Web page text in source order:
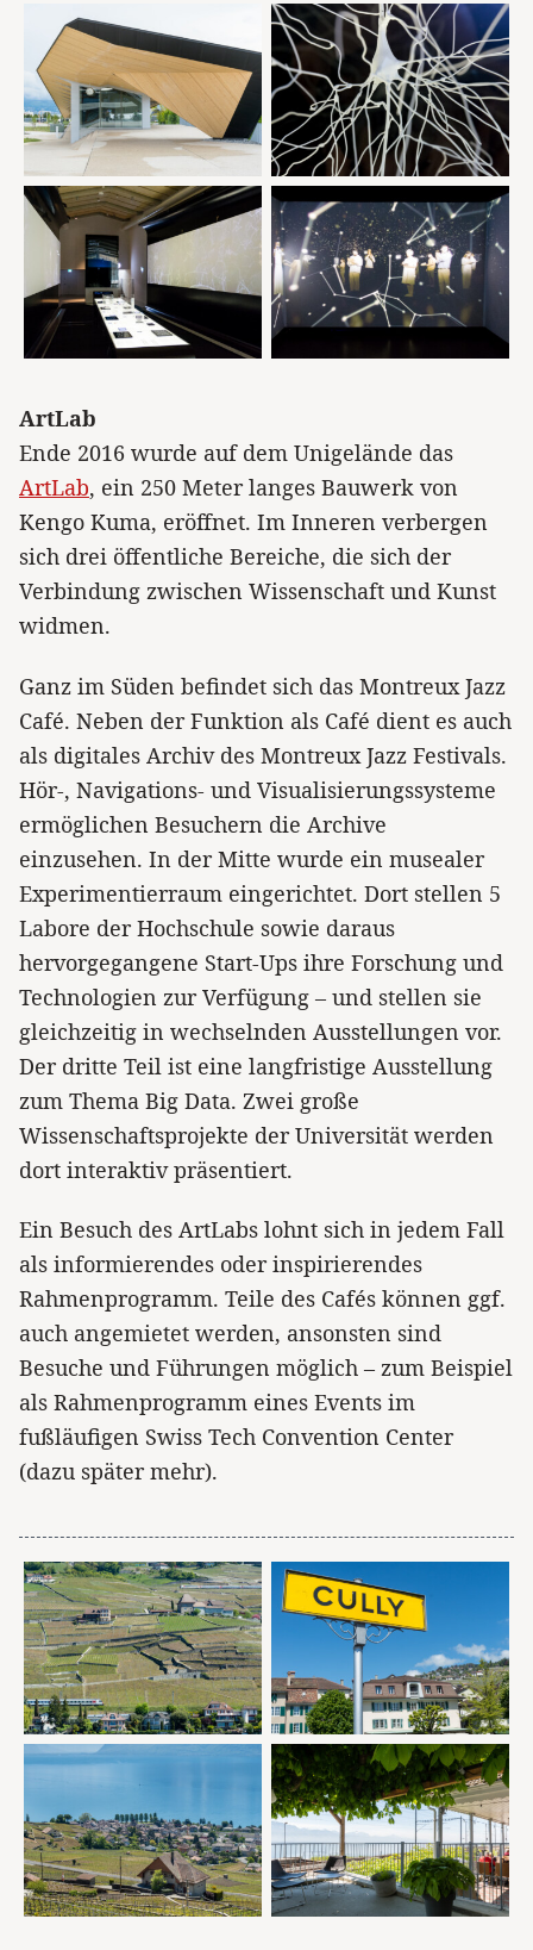
ArtLab
Ende 2016 wurde auf dem Unigelände das
ArtLab, ein 250 Meter langes Bauwerk von
Kengo Kuma, eröffnet. Im Inneren verbergen
sich drei öffentliche Bereiche, die sich der
Verbindung zwischen Wissenschaft und Kunst
widmen.
Ganz im Süden befindet sich das Montreux Jazz
Café. Neben der Funktion als Café dient es auch
als digitales Archiv des Montreux Jazz Festivals.
Hör-, Navigations- und Visualisierungssysteme
ermöglichen Besuchern die Archive
einzusehen. In der Mitte wurde ein musealer
Experimentierraum eingerichtet. Dort stellen 5
Labore der Hochschule sowie daraus
hervorgegangene Start-Ups ihre Forschung und
Technologien zur Verfügung – und stellen sie
gleichzeitig in wechselnden Ausstellungen vor.
Der dritte Teil ist eine langfristige Ausstellung
zum Thema Big Data. Zwei große
Wissenschaftsprojekte der Universität werden
dort interaktiv präsentiert.
Ein Besuch des ArtLabs lohnt sich in jedem Fall
als informierendes oder inspirierendes
Rahmenprogramm. Teile des Cafés können ggf.
auch angemietet werden, ansonsten sind
Besuche und Führungen möglich – zum Beispiel
als Rahmenprogramm eines Events im
fußläufigen Swiss Tech Convention Center
(dazu später mehr).